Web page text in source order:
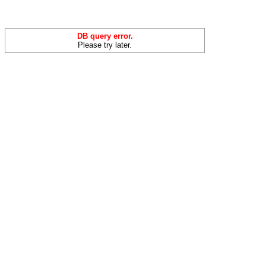
DB query error.
Please try later.